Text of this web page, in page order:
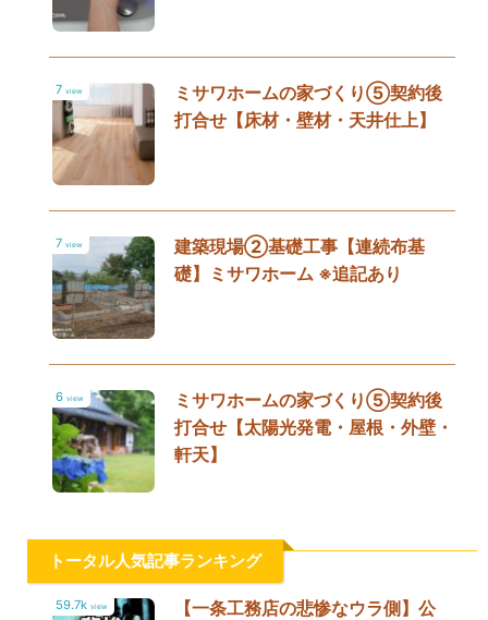
7 view
ミサワホームの家づくり⑤契約後
打合せ【床材・壁材・天井仕上】
7 view
建築現場②基礎工事【連続布基
礎】ミサワホーム ※追記あり
6 view
ミサワホームの家づくり⑤契約後
打合せ【太陽光発電・屋根・外壁・
軒天】
トータル人気記事ランキング
59.7k view 【一条工務店の悲惨なウラ側】公